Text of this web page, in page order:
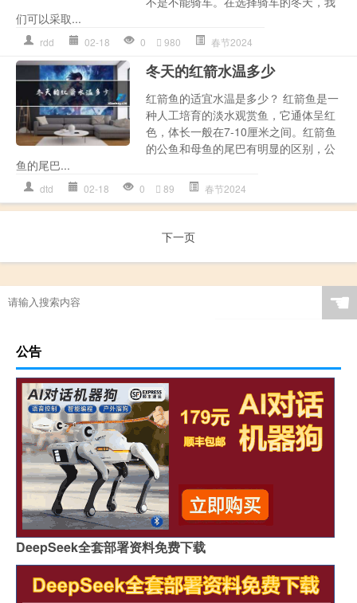
们可以采取...
rdd 02-18 0 980 春节2024
冬天的红箭水温多少
红箭鱼的适宜水温是多少？ 红箭鱼是一
种人工培育的淡水观赏鱼，它通体呈红
色，体长一般在7-10厘米之间。红箭鱼
的公鱼和母鱼的尾巴有明显的区别，公
鱼的尾巴...
dtd 02-18 0 89 春节2024
下一页
☚
公告
DeepSeek全套部署资料免费下载